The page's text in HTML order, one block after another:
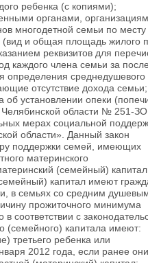
ребенка (с копиями);
органами,
многодетной семьи по
(вид и общая площадь жилого
реквизитов для
каждого члена семьи за
среднедушевого
отсутствие дохода семьи;
об установлении опеки
Челябинской области № 251-ЗО
мерах социальной
области». Данный закон
поддержки семей, имеющих
материнского
(семейный)
капитал имеют
в семьях со средним
прожиточного минимума
соответствии с
(семейного) капитала имеют:
третьего ребенка или
2012 года, если ранее они